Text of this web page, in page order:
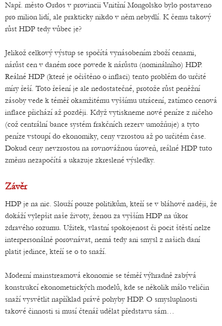
Např. město Ordos v provincii Vnitřní Mongolsko bylo postaveno
pro milion lidí, ale prakticky nikdo v něm nebydlí. K čemu takový
růst HDP tedy vůbec je?
Jelikož celkový výstup se spočítá vynásobením zboží cenami,
nárůst cen v daném roce povede k nárůstu (nominálního) HDP.
Reálné HDP (které je očištěno o inflaci) tento problém do určité
míry řeší. Toto řešení je ale nedostatečné, protože růst peněžní
zásoby vede k téměř okamžitému vyššímu utrácení, zatímco cenová
inflace přichází až později. Když vytiskneme nové peníze z ničeho
(což centrální bance systém frakčních rezerv umožňuje) a tyto
peníze vstoupí do ekonomiky, ceny vzrostou až po určitém čase.
Dokud ceny nevzrostou na rovnovážnou úroveň, reálné HDP tuto
změnu nezapočítá a ukazuje zkreslené výsledky.
Závěr
HDP je na nic. Slouží pouze politikům, kteří se v bláhové naději, že
dokáží vylepšit naše životy, ženou za vyšším HDP na úkor
zdravého rozumu. Užitek, vlastní spokojenost či pocit štěstí nelze
interpersonálně porovnávat, nemá tedy ani smysl z našich daní
platit jedince, kteří se o to snaží.
Moderní mainstreamová ekonomie se téměř výhradně zabývá
konstrukcí ekonometrických modelů, kde se několik málo veličin
snaží vysvětlit například právě pohyby HDP. O smysluplnosti
takové činnosti si musí čtenář udělat představu sám…